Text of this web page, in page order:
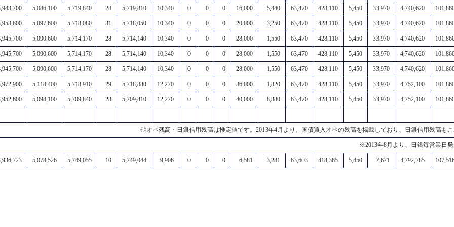
5,086,100 5,719,840 28 5,719,810 10,340 0 0 0 16,000 5,440 63,470 428,110 5,450 33,970 4,740,620
5,097,600 5,718,080 31 5,718,050 10,340 0 0 0 20,000 3,250 63,470 428,110 5,450 33,970 4,740,620
5,090,600 5,714,170 28 5,714,140 10,340 0 0 0 28,000 1,550 63,470 428,110 5,450 33,970 4,740,620
5,090,600 5,714,170 28 5,714,140 10,340 0 0 0 28,000 1,550 63,470 428,110 5,450 33,970 4,740,620
5,090,600 5,714,170 28 5,714,140 10,340 0 0 0 28,000 1,550 63,470 428,110 5,450 33,970 4,740,620
5,118,400 5,718,910 29 5,718,880 12,270 0 0 0 36,000 1,820 63,470 428,110 5,450 33,970 4,752,100
5,098,100 5,709,840 28 5,709,810 12,270 0 0 0 40,000 8,380 63,470 428,110 5,450 33,970 4,752,100
◎オペ残高・日銀信用残高は推定値です。2013年4月より、国債買入オペの残高を掲載しており、日銀信用残高も
※2013年8月より、日銀毎営業日
5,078,526 5,749,055 10 5,749,044 9,906 0 0 0 6,581 3,281 63,603 418,365 5,450 7,671 4,792,785